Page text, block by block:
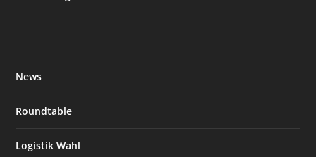
News
Roundtable
Logistik Wahl